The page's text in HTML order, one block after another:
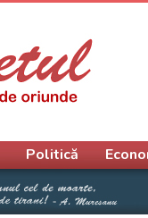
Politică